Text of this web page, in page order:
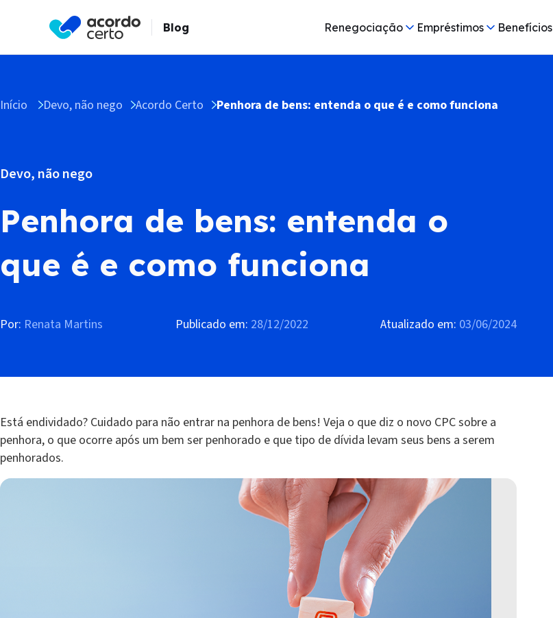
Blog Renegociação Empréstimos Benefícios
Início Devo, não nego Acordo Certo Penhora de bens: entenda o que é e como funciona
Devo, não nego
Penhora de bens: entenda o
que é e como funciona
Por: Renata Martins Publicado em: 28/12/2022 Atualizado em: 03/06/2024
Está endividado? Cuidado para não entrar na penhora de bens! Veja o que diz o novo CPC sobre a
penhora, o que ocorre após um bem ser penhorado e que tipo de dívida levam seus bens a serem
penhorados.